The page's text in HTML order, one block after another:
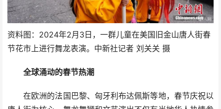
资料图：2024年2月3日，一群儿童在美国旧金山唐人街春
节花市上进行舞龙表演。中新社记者 刘关关 摄
全球涌动的春节热潮
在欧洲的法国巴黎、匈牙利布达佩斯等地，春节庆祝以